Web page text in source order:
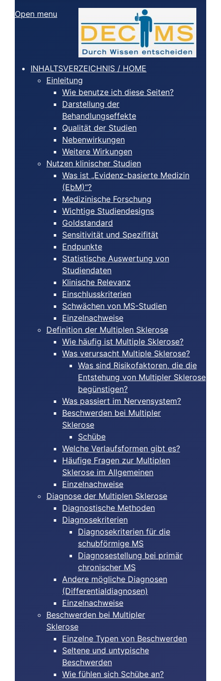
Open menu
INHALTSVERZEICHNIS / HOME
Einleitung
Wie benutze ich diese Seiten?
Darstellung der
Behandlungseffekte
Qualität der Studien
Nebenwirkungen
Weitere Wirkungen
Nutzen klinischer Studien
Was ist „Evidenz-basierte Medizin
(EbM)“?
Medizinische Forschung
Wichtige Studiendesigns
Goldstandard
Sensitivität und Spezifität
Endpunkte
Statistische Auswertung von
Studiendaten
Klinische Relevanz
Einschlusskriterien
Schwächen von MS-Studien
Einzelnachweise
Definition der Multiplen Sklerose
Wie häufig ist Multiple Sklerose?
Was verursacht Multiple Sklerose?
Was sind Risikofaktoren, die die
Entstehung von Multipler Sklerose
begünstigen?
Was passiert im Nervensystem?
Beschwerden bei Multipler
Sklerose
Schübe
Welche Verlaufsformen gibt es?
Häufige Fragen zur Multiplen
Sklerose im Allgemeinen
Einzelnachweise
Diagnose der Multiplen Sklerose
Diagnostische Methoden
Diagnosekriterien
Diagnosekriterien für die
schubförmige MS
Diagnosestellung bei primär
chronischer MS
Andere mögliche Diagnosen
(Differentialdiagnosen)
Einzelnachweise
Beschwerden bei Multipler
Sklerose
Einzelne Typen von Beschwerden
Seltene und untypische
Beschwerden
Wie fühlen sich Schübe an?